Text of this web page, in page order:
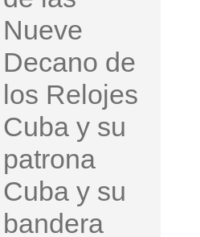
Nueve
Decano de
los Relojes
Cuba y su
patrona
Cuba y su
bandera